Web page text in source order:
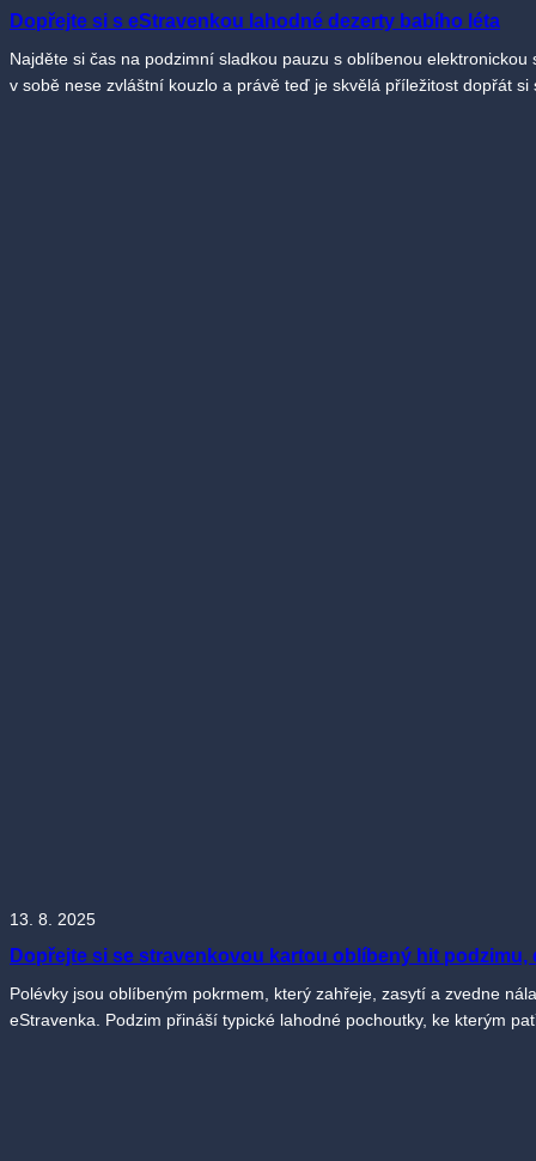
Dopřejte si s eStravenkou lahodné dezerty babího léta
Najděte si čas na podzimní sladkou pauzu s oblíbenou
v sobě nese zvláštní kouzlo a právě teď je skvělá příležitost dopřát
13. 8. 2025
Dopřejte si se stravenkovou kartou oblíbený hit podzimu,
Polévky jsou oblíbeným pokrmem, který zahřeje, zasytí a zvedne
eStravenka. Podzim přináší typické lahodné pochoutky, ke kterým